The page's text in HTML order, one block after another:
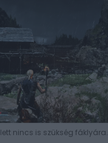
nincs is szükség fáklyára.